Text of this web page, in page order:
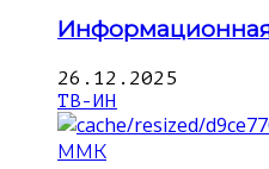
26.12.2025
ТВ-ИН
ММК